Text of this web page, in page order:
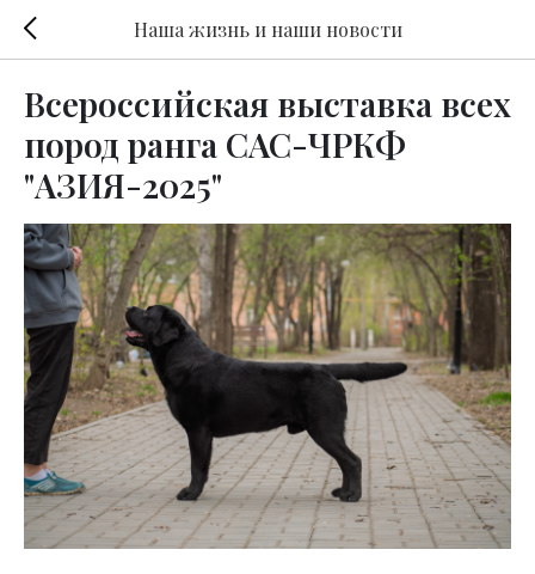
Наша жизнь и наши новости
Всероссийская выставка всех
пород ранга САС-ЧРКФ
"АЗИЯ-2025"